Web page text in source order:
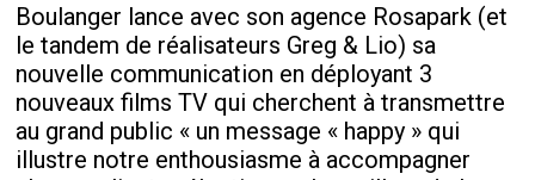
Boulanger lance avec son agence Rosapark (et
le tandem de réalisateurs Greg & Lio) sa
nouvelle communication en déployant 3
nouveaux films TV qui cherchent à transmettre
au grand public « un message « happy » qui
illustre notre enthousiasme à accompagner